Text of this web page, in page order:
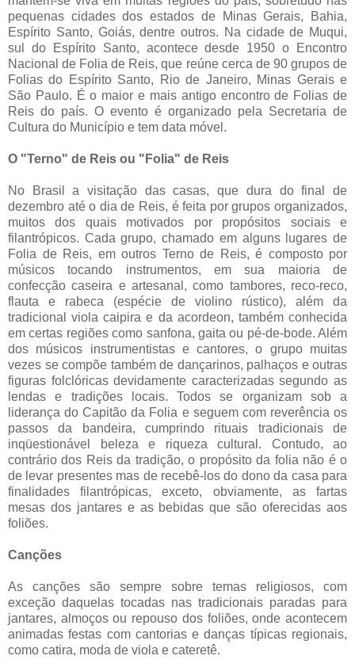
pequenas cidades dos estados de Minas Gerais, Bahia,
Espírito Santo, Goiás, dentre outros. Na cidade de Muqui,
sul do Espírito Santo, acontece desde 1950 o Encontro
Nacional de Folia de Reis, que reúne cerca de 90 grupos de
Folias do Espírito Santo, Rio de Janeiro, Minas Gerais e
São Paulo. É o maior e mais antigo encontro de Folias de
Reis do país. O evento é organizado pela Secretaria de
Cultura do Município e tem data móvel.
O "Terno" de Reis ou "Folia" de Reis
No Brasil a visitação das casas, que dura do final de
dezembro até o dia de Reis, é feita por grupos organizados,
muitos dos quais motivados por propósitos sociais e
filantrópicos. Cada grupo, chamado em alguns lugares de
Folia de Reis, em outros Terno de Reis, é composto por
músicos tocando instrumentos, em sua maioria de
confecção caseira e artesanal, como tambores, reco-reco,
flauta e rabeca (espécie de violino rústico), além da
tradicional viola caipira e da acordeon, também conhecida
em certas regiões como sanfona, gaita ou pé-de-bode. Além
dos músicos instrumentistas e cantores, o grupo muitas
vezes se compõe também de dançarinos, palhaços e outras
figuras folclóricas devidamente caracterizadas segundo as
lendas e tradições locais. Todos se organizam sob a
liderança do Capitão da Folia e seguem com reverência os
passos da bandeira, cumprindo rituais tradicionais de
inqüestionável beleza e riqueza cultural. Contudo, ao
contrário dos Reis da tradição, o propósito da folia não é o
de levar presentes mas de recebê-los do dono da casa para
finalidades filantrópicas, exceto, obviamente, as fartas
mesas dos jantares e as bebidas que são oferecidas aos
foliões.
Canções
As canções são sempre sobre temas religiosos, com
exceção daquelas tocadas nas tradicionais paradas para
jantares, almoços ou repouso dos foliões, onde acontecem
animadas festas com cantorias e danças típicas regionais,
como catira, moda de viola e cateretê.